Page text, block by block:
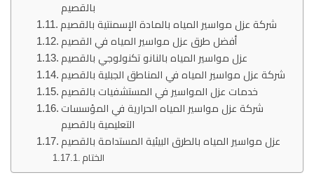
بالقصيم
شركة عزل مواسير المياه بالمادة الإسمنتية بالقصيم
أفضل طرق عزل مواسير المياه في القصيم
عزل مواسير المياه بالنانو تكنولوجي بالقصيم
شركة عزل مواسير المياه في المناطق الجبلية بالقصيم
خدمات عزل المواسير في المستشفيات بالقصيم
شركة عزل مواسير المياه الحرارية في المؤسسات
التعليمية بالقصيم
عزل مواسير المياه بالطرق البيئية المستدامة بالقصيم
الختام